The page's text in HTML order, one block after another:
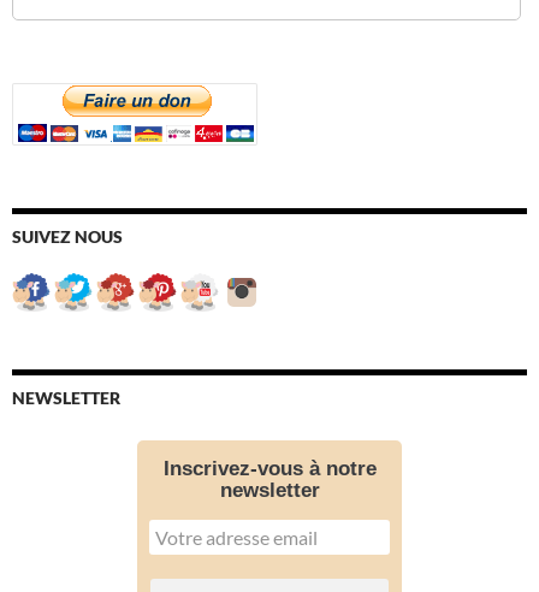
SUIVEZ NOUS
NEWSLETTER
Inscrivez-vous à notre
newsletter